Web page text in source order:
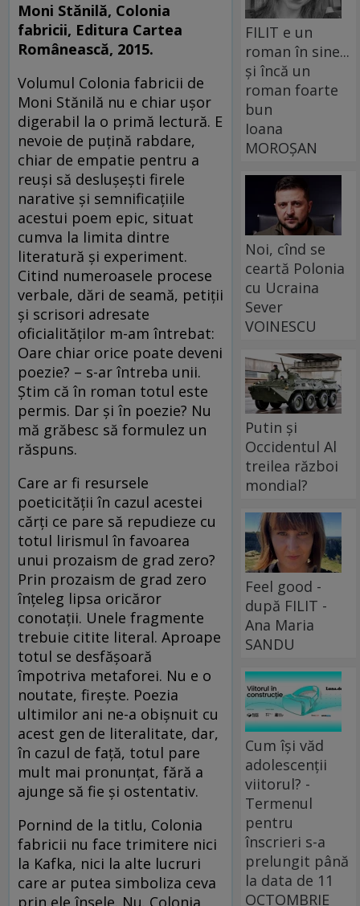
Moni Stănilă, Colonia
fabricii, Editura Cartea
Românească, 2015.
Volumul Colonia fabricii de
Moni Stănilă nu e chiar uşor
digerabil la o primă lectură. E
nevoie de puţină rabdare,
chiar de empatie pentru a
reuşi să desluşeşti firele
narative şi semnificaţiile
acestui poem epic, situat
cumva la limita dintre
literatură şi experiment.
Citind numeroasele procese
verbale, dări de seamă, petiţii
şi scrisori adresate
oficialităţilor m-am întrebat:
Oare chiar orice poate deveni
poezie? – s-ar întreba unii.
Ştim că în roman totul este
permis. Dar şi în poezie? Nu
mă grăbesc să formulez un
răspuns.
Care ar fi resursele
poeticităţii în cazul acestei
cărţi ce pare să repudieze cu
totul lirismul în favoarea
unui prozaism de grad zero?
Prin prozaism de grad zero
înţeleg lipsa oricăror
conotaţii. Unele fragmente
trebuie citite literal. Aproape
totul se desfăşoară
împotriva metaforei. Nu e o
noutate, fireşte. Poezia
ultimilor ani ne-a obişnuit cu
acest gen de literalitate, dar,
în cazul de faţă, totul pare
mult mai pronunţat, fără a
ajunge să fie şi ostentativ.
Pornind de la titlu, Colonia
fabricii nu face trimitere nici
la Kafka, nici la alte lucruri
care ar putea simboliza ceva
prin ele însele. Nu. Colonia
FILIT e un
roman în sine...
și încă un
roman foarte
bun
Ioana
MOROȘAN
Noi, cînd se
ceartă Polonia
cu Ucraina
Sever
VOINESCU
Putin și
Occidentul Al
treilea război
mondial?
Feel good -
după FILIT -
Ana Maria
SANDU
Cum își văd
adolescenții
viitorul? -
Termenul
pentru
înscrieri s-a
prelungit până
la data de 11
OCTOMBRIE